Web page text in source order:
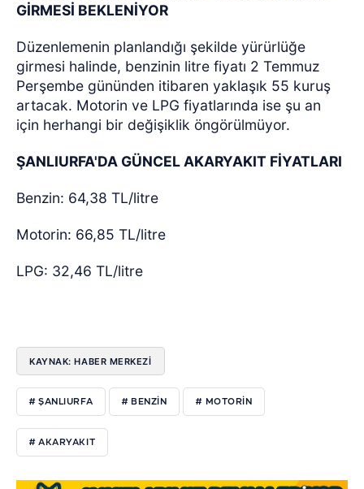
GİRMESİ BEKLENİYOR
Düzenlemenin planlandığı şekilde yürürlüğe
girmesi halinde, benzinin litre fiyatı 2 Temmuz
Perşembe gününden itibaren yaklaşık 55 kuruş
artacak. Motorin ve LPG fiyatlarında ise şu an
için herhangi bir değişiklik öngörülmüyor.
ŞANLIURFA'DA GÜNCEL AKARYAKIT FİYATLARI
Benzin: 64,38 TL/litre
Motorin: 66,85 TL/litre
LPG: 32,46 TL/litre
KAYNAK: HABER MERKEZİ
# ŞANLIURFA # BENZIN # MOTORIN
# AKARYAKIT